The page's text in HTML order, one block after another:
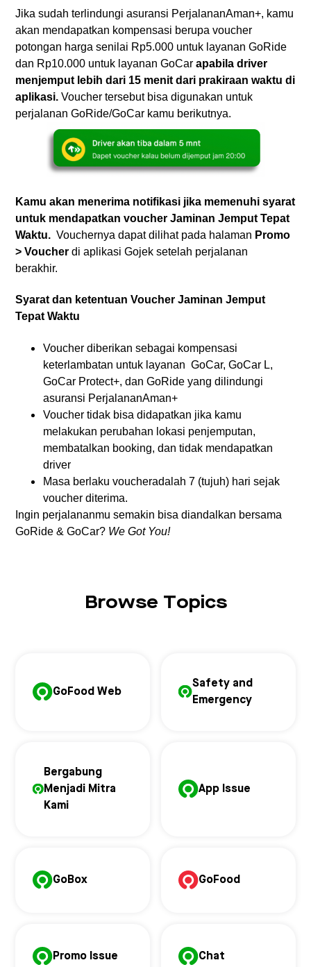
Jika sudah terlindungi asuransi PerjalananAman+, kamu
akan mendapatkan kompensasi berupa voucher
potongan harga senilai Rp5.000 untuk layanan GoRide
dan Rp10.000 untuk layanan GoCarapabila driver
menjemput lebih dari 15 menit dari prakiraan waktu di
aplikasi. Voucher tersebut bisa digunakan untuk
perjalanan GoRide/GoCar kamu berikutnya.
Kamu akan menerima notifikasi jika memenuhi syarat
untuk mendapatkan voucher Jaminan Jemput Tepat
Waktu. Vouchernya dapat dilihat pada halaman Promo
> Voucherdi aplikasi Gojek setelah perjalanan
berakhir.
Syarat dan ketentuan Voucher Jaminan Jemput
Tepat Waktu
Voucher diberikan sebagai kompensasi
keterlambatan untuk layanan GoCar, GoCar L,
GoCar Protect+, dan GoRide yang dilindungi
asuransi PerjalananAman+
Voucher tidak bisa didapatkan jika kamu
melakukan perubahan lokasi penjemputan,
membatalkan booking, dan tidak mendapatkan
driver
Masa berlaku voucheradalah 7 (tujuh) hari sejak
voucher diterima.
Ingin perjalananmu semakin bisa diandalkan bersama
GoRide & GoCar? We Got You!
Browse Topics
GoFood Web
Safety and
Emergency
Bergabung
Menjadi Mitra
Kami
App Issue
GoBox GoFood
Promo Issue Chat